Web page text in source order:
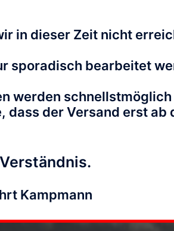
Alpin Ballooning" in
am Mittwoch, 29. Januar
2025 sind nun online. Alle
in dieser Zeit nicht
sporadisch bearbeitet
werden
dass der Versand erst ab
Kampmann